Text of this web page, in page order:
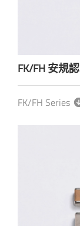
FK/FH 安規
FK/FH Series